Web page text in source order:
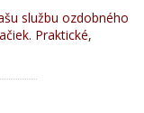
službu ozdobného
Praktické,